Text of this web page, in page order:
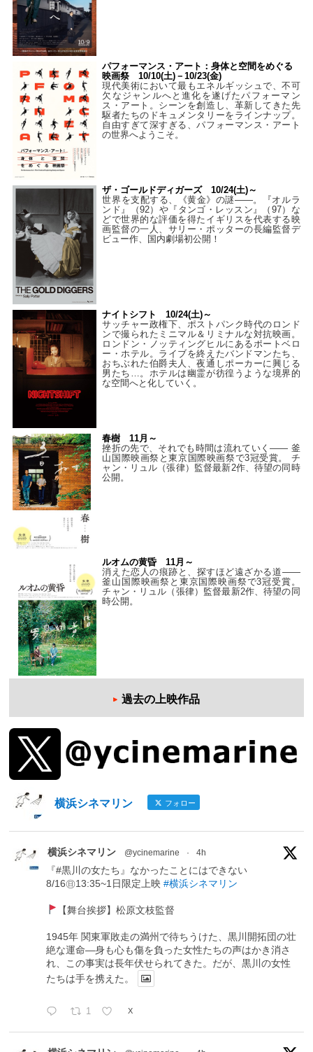
パフォーマンス・アート：身体と空間をめぐる
映画祭 10/10(土)－10/23(金)
現代美術において最もエネルギッシュで、不可
欠なジャンルへと進化を遂げたパフォーマン
ス・アート。シーンを創造し、革新してきた先
駆者たちのドキュメンタリーをラインナップ。
自由すぎて深すぎる、パフォーマンス・アート
の世界へようこそ。
ザ・ゴールドディガーズ 10/24(土)～
世界を支配する、《黄金》の謎――。『オルラ
ンド』（92）や『タンゴ・レッスン』（97）な
どで世界的な評価を得たイギリスを代表する映
画監督の一人、サリー・ポッターの長編監督デ
ビュー作、国内劇場初公開！
ナイトシフト 10/24(土)～
サッチャー政権下、ポストパンク時代のロンド
ンで撮られたミニマル＆リミナルな対抗映画。
ロンドン・ノッティングヒルにあるポートベロ
ー・ホテル。ライブを終えたバンドマンたち、
おちぶれた伯爵夫人、夜通しポーカーに興じる
男たち…。ホテルは幽霊が彷徨うような境界的
な空間へと化していく。
春樹 11月～
挫折の先で、それでも時間は流れていく—— 釜
山国際映画祭と東京国際映画祭で3冠受賞。 チ
ャン・リュル（張律）監督最新2作、待望の同時
公開。
ルオムの黄昏 11月～
消えた恋人の痕跡と、探すほど遠ざかる道——
釜山国際映画祭と東京国際映画祭で3冠受賞。
チャン・リュル（張律）監督最新2作、待望の同
時公開。
過去の上映作品
横浜シネマリン フォロー
横浜シネマリン @ycinemarine · 4h
『#黒川の女たち』なかったことにはできない
8/16㊐13:35~1日限定上映#横浜シネマリン
【舞台挨拶】松原文枝監督
1945年 関東軍敗走の満州で待ちうけた、黒川開拓団の壮
絶な運命―身も心も傷を負った女性たちの声はかき消さ
れ、この事実は長年伏せられてきた。だが、黒川の女性
たちは手を携えた。
1 X